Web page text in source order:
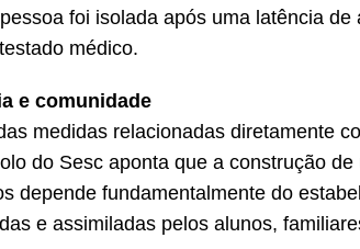
foi isolada após uma latência
médico.
e comunidade
medidas relacionadas diretamente
do Sesc aponta que a construção
depende fundamentalmente do
e assimiladas pelos alunos,